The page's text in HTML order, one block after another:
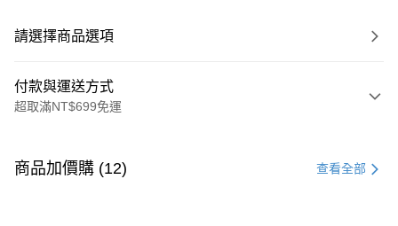
請選擇商品選項
付款與運送方式
超取滿NT$699免運
信用卡一次付款
商品加價購 (12) 查看全部